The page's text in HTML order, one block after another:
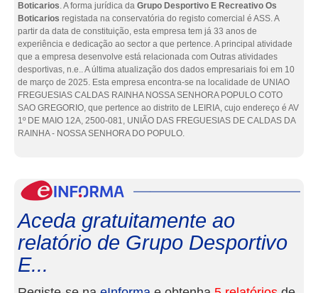
Boticarios. A forma jurídica da Grupo Desportivo E Recreativo Os
Boticarios registada na conservatória do registo comercial é ASS. A
partir da data de constituição, esta empresa tem já 33 anos de
experiência e dedicação ao sector a que pertence. A principal atividade
que a empresa desenvolve está relacionada com Outras atividades
desportivas, n.e.. A última atualização dos dados empresariais foi em 10
de março de 2025. Esta empresa encontra-se na localidade de UNIAO
FREGUESIAS CALDAS RAINHA NOSSA SENHORA POPULO COTO
SAO GREGORIO, que pertence ao distrito de LEIRIA, cujo endereço é AV
1º DE MAIO 12A, 2500-081, UNIÃO DAS FREGUESIAS DE CALDAS DA
RAINHA - NOSSA SENHORA DO POPULO.
Aceda gratuitamente ao
relatório de Grupo Desportivo
E...